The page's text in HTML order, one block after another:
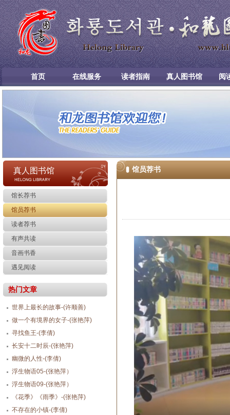
首页 在线服务 读者指南 真人图书馆 阅
真人图书馆
馆长荐书
馆员荐书
读者荐书
有声共读
音画书香
遇见阅读
热门文章
世界上最长的故事-(许顺善)
做一个有境界的女子-(张艳萍)
寻找鱼王-(李倩)
长安十二时辰-(张艳萍)
幽微的人性-(李倩)
浮生物语05-(张艳萍）
浮生物语09-(张艳萍）
《花季》《雨季》-(张艳萍)
不存在的小镇-(李倩)
馆员荐书